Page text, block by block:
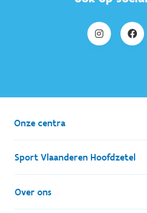
Onze centra
Sport Vlaanderen Hoofdzetel
Simon Bolivarlaan 17
Over ons